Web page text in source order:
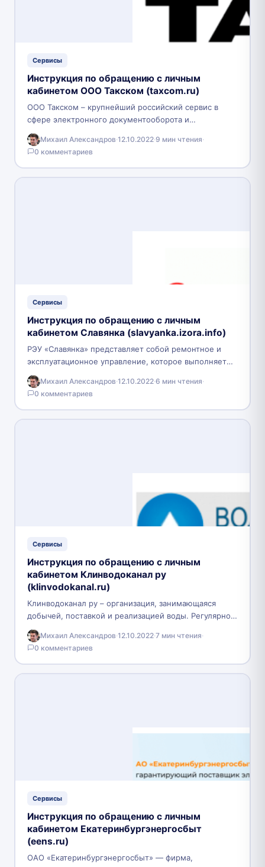
Сервисы
Инструкция по обращению с личным
кабинетом ООО Такском (taxcom.ru)
ООО Такском – крупнейший российский сервис в
сфере электронного документооборота и
бухгалтерской отчетности. С ним сотрудничают
многочисленные крупные организации РФ, вроде
Пенсионного…
Михаил Александров·12.10.2022·9 мин чтения·
0 комментариев
Сервисы
Инструкция по обращению с личным
кабинетом Славянка (slavyanka.izora.info)
РЭУ «Славянка» представляет собой ремонтное и
эксплуатационное управление, которое выполняет
почти такой же список задач, что и управляющая
компания. Рассматриваемая организация действует…
Михаил Александров·12.10.2022·6 мин чтения·
0 комментариев
Сервисы
Инструкция по обращению с личным
кабинетом Клинводоканал ру
(klinvodokanal.ru)
Клинводоканал ру – организация, занимающаяся
добычей, поставкой и реализацией воды. Регулярно
проводится контроль за качеством питьевой воды,
которая поставляется жителям города. Для…
Михаил Александров·12.10.2022·7 мин чтения·
0 комментариев
Сервисы
Инструкция по обращению с личным
кабинетом Екатеринбургэнергосбыт
(eens.ru)
ОАО «Екатеринбургэнергосбыт» — фирма,